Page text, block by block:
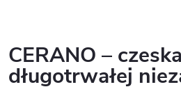
CERANO –
długotrwałej